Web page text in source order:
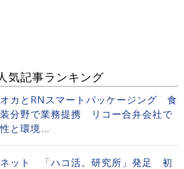
気記事ランキング
カとRNスマートパッケージング 食
分野で業務提携 リコー合弁会社で
と環境...
ネット 「ハコ活。研究所」発足 初